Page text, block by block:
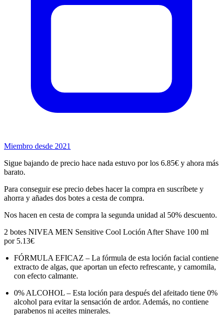
Miembro desde 2021
Sigue bajando de precio hace nada estuvo por los 6.85€ y ahora más
barato.
Para conseguir ese precio debes hacer la compra en suscríbete y
ahorra y añades dos botes a cesta de compra.
Nos hacen en cesta de compra la segunda unidad al 50% descuento.
2 botes NIVEA MEN Sensitive Cool Loción After Shave 100 ml
por 5.13€
FÓRMULA EFICAZ – La fórmula de esta loción facial contiene
extracto de algas, que aportan un efecto refrescante, y camomila,
con efecto calmante.
0% ALCOHOL – Esta loción para después del afeitado tiene 0%
alcohol para evitar la sensación de ardor. Además, no contiene
parabenos ni aceites minerales.